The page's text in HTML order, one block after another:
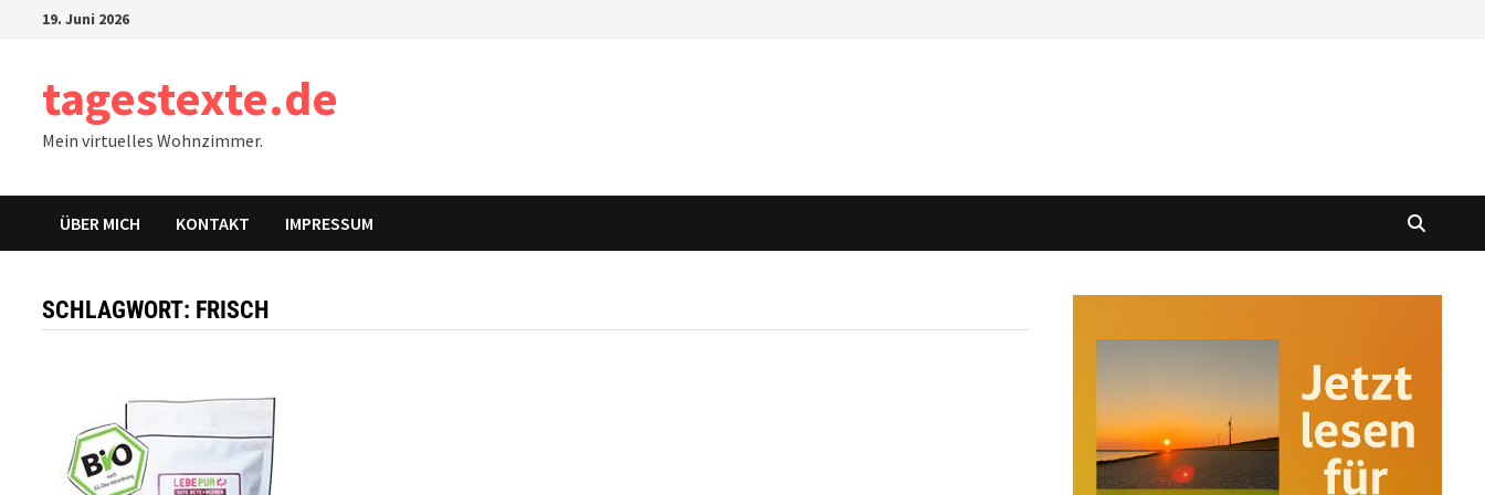
19. Juni 2026
tagestexte.de
Mein virtuelles Wohnzimmer.
ÜBER MICH KONTAKT IMPRESSUM
SCHLAGWORT: FRISCH